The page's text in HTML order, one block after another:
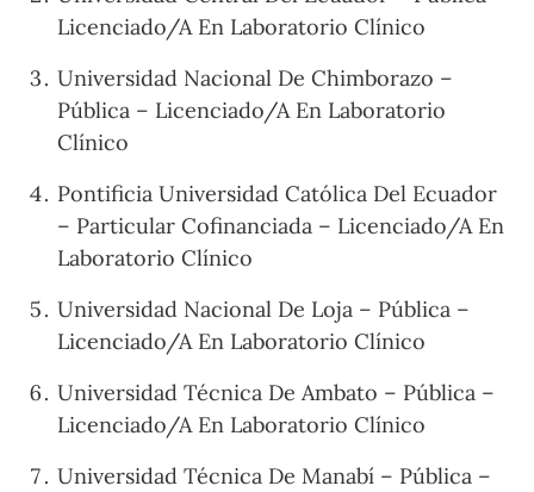
Licenciado/A En Laboratorio Clínico
Universidad Nacional De Chimborazo –
Pública – Licenciado/A En Laboratorio
Clínico
Pontificia Universidad Católica Del Ecuador
– Particular Cofinanciada – Licenciado/A En
Laboratorio Clínico
Universidad Nacional De Loja – Pública –
Licenciado/A En Laboratorio Clínico
Universidad Técnica De Ambato – Pública –
Licenciado/A En Laboratorio Clínico
Universidad Técnica De Manabí – Pública –